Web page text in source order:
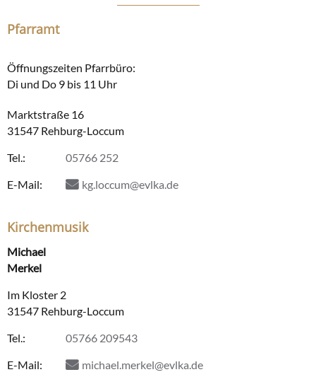
Pfarramt
Öffnungszeiten Pfarrbüro:
Di und Do 9 bis 11 Uhr
Marktstraße 16
31547 Rehburg-Loccum
Tel.:
05766 252
E-Mail:
kg.loccum@evlka.de
Kirchenmusik
Michael
Merkel
Im Kloster 2
31547 Rehburg-Loccum
Tel.:
05766 209543
E-Mail:
michael.merkel@evlka.de